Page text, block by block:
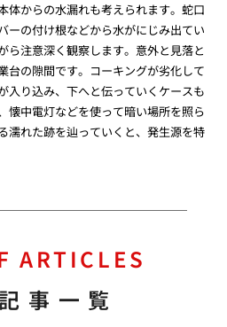
体からの水漏れも考えられます。蛇口
ーの付け根などから水がにじみ出てい
ら注意深く観察します。意外と見落と
台の隙間です。コーキングが劣化して
入り込み、下へと伝っていくケースも
懐中電灯などを使って暗い場所を照ら
濡れた跡を辿っていくと、発生源を特
ARTICLES
事一覧